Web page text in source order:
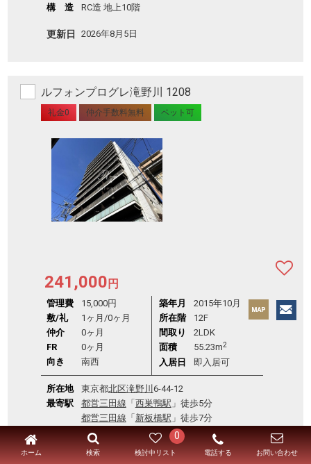
構 造
RC造 地上10階
更新日 2026年8月5日
ルフォンプログレ滝野川 1208
礼金0 仲介手数料無料 ペット可
241,000 円
管理費
15,000円
敷/礼
1ヶ月 /0ヶ月
仲介
0ヶ月
FR
0ヶ月
向き
南西
築年月
2015年10月
所在階
12F
間取り
2LDK
面積
55.23m2
入居日 即入居可
所在地 東京都北区滝野川 6-44-12
最寄駅
都営三田線 「 西巣鴨駅 」徒歩5分
都営三田線 「 新板橋駅 」徒歩7分
JR埼京線
板橋駅」徒歩8分
RC造 地上13階
ホーム 検索
0
検討中リスト 電話する お問い合わせ